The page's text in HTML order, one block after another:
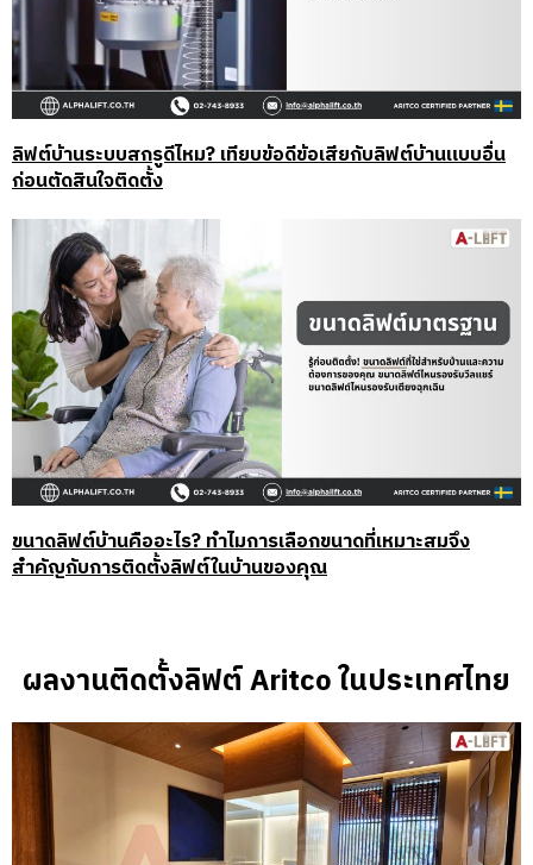
ลิฟต์บ้านระบบสกรูดีไหม? เทียบข้อดีข้อเสียกับลิฟต์บ้านแบบอื่น
ก่อนตัดสินใจติดตั้ง
ขนาดลิฟต์บ้านคืออะไร? ทำไมการเลือกขนาดที่เหมาะสมจึง
สำคัญกับการติดตั้งลิฟต์ในบ้านของคุณ
ผลงานติดตั้งลิฟต์ Aritco ในประเทศไทย